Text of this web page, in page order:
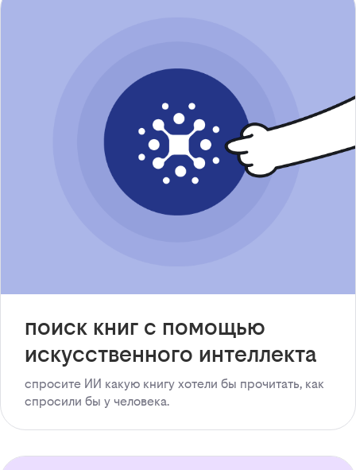
поиск книг с помощью
искусственного интеллекта
спросите ИИ какую книгу хотели бы прочитать, как
спросили бы у человека.